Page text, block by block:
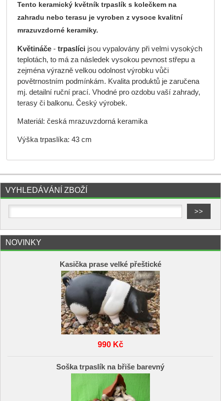
Tento keramický květník trpaslík s kolečkem na
zahradu nebo terasu je vyroben z vysoce kvalitní
mrazuvzdorné keramiky.
Květináče- trpaslíci jsou vypalovány při velmi vysokých
teplotách, to má za následek vysokou pevnost střepu a
zejména výrazně velkou odolnost výrobku vůči
povětrnostním podmínkám. Kvalita produktů je zaručena
mj. detailní ruční prací. Vhodné pro ozdobu vaší zahrady,
terasy či balkonu. Český výrobek.
Materiál: česká mrazuvzdorná keramika
Výška trpaslíka: 43 cm
VYHLEDÁVÁNÍ ZBOŽÍ
NOVINKY
Kasička prase velké přeštické
990 Kč
Soška trpaslík na břiše barevný